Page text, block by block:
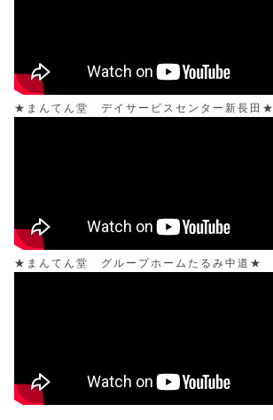
★まんてん堂 デイサービスセンター新長田★
★まんてん堂 グループホームたるみ中道★